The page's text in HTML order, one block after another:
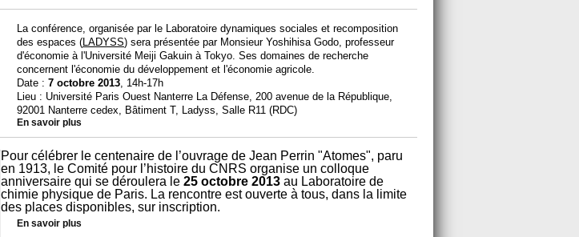
La conférence, organisée par le Laboratoire dynamiques sociales et recomposition
des espaces (LADYSS) sera présentée par Monsieur Yoshihisa Godo, professeur
d'économie à l'Université Meiji Gakuin à Tokyo. Ses domaines de recherche
concernent l'économie du développement et l'économie agricole.
Date : 7 octobre 2013, 14h-17h
Lieu : Université Paris Ouest Nanterre La Défense, 200 avenue de la République,
92001 Nanterre cedex, Bâtiment T, Ladyss, Salle R11 (RDC)
En savoir plus
Pour célébrer le centenaire de l’ouvrage de Jean Perrin "Atomes", paru
en 1913, le Comité pour l’histoire du CNRS organise un colloque
anniversaire qui se déroulera le 25 octobre 2013 au Laboratoire de
chimie physique de Paris. La rencontre est ouverte à tous, dans la limite
des places disponibles, sur inscription.
En savoir plus